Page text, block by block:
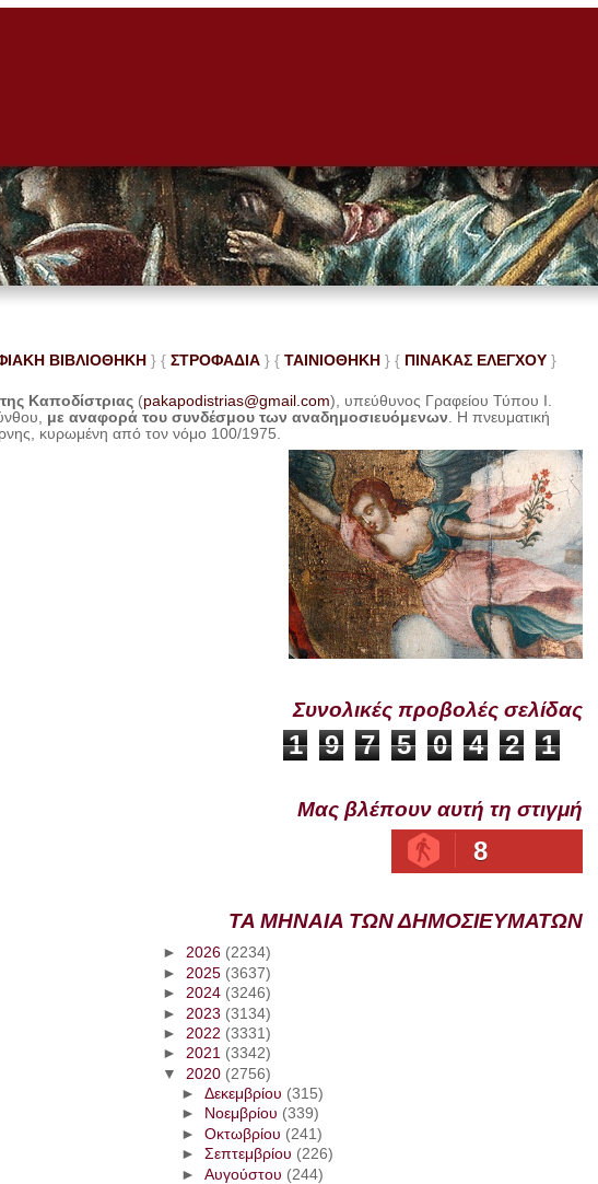
ΒΙΒΛΙΟΘΗΚΗ } { ΣΤΡΟΦΑΔΙΑ } { ΤΑΙΝΙΟΘΗΚΗ } { ΠΙΝΑΚΑΣ ΕΛΕΓΧΟΥ}
Καποδίστριας (pakapodistrias@gmail.com), υπεύθυνος Γραφείου Τύπου Ι.
με αναφορά του συνδέσμου των αναδημοσιευόμενων . Ηπνευματική
κυρωμένη από τον νόμο 100/1975.
Συνολικές προβολές σελίδας
1 9 7 5 0 4 2 1
Μας βλέπουν αυτή τη στιγμή
8
ΤΑ ΜΗΝΑΙΑ ΤΩΝ ΔΗΜΟΣΙΕΥΜΑΤΩΝ
►2026 (2234)
► 2025 (3637)
►2024 (3246)
► 2023 (3134)
► 2022 (3331)
►2021 (3342)
▼ 2020 (2756)
► Δεκεμβρίου (315)
►
Νοεμβρίου (339)
► Οκτωβρίου (241)
► Σεπτεμβρίου (226)
► Αυγούστου (244)